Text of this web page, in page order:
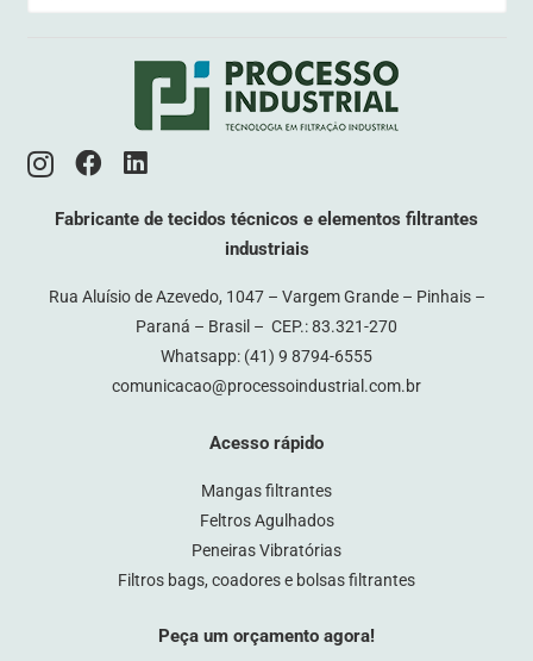
Fabricante de tecidos técnicos e elementos filtrantes
industriais
Rua Aluísio de Azevedo, 1047 – Vargem Grande – Pinhais –
Paraná – Brasil – CEP.: 83.321-270
Whatsapp: (41) 9 8794-6555
comunicacao@processoindustrial.com.br
Acesso rápido
Mangas filtrantes
Feltros Agulhados
Peneiras Vibratórias
Filtros bags, coadores e bolsas filtrantes
Peça um orçamento agora!